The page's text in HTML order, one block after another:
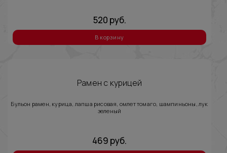
520 руб.
В корзину
Рамен с курицей
Бульон рамен, курица, лапша рисовая, омлет томаго, шампиньоны, лук
зеленый
469 руб.